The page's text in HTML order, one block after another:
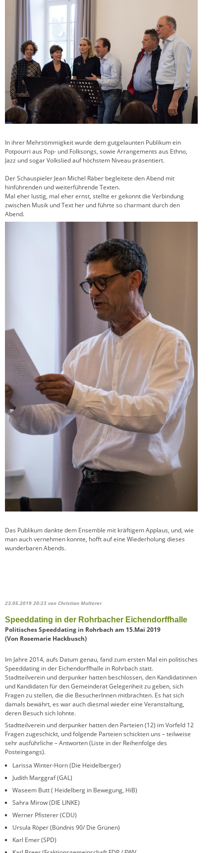
In ihrer Mehrstimmigkeit wurde dem gutgelaunten Publikum ein
Potpourri aus Pop- und Folksongs, sowie Arrangements aus Ethno,
Jazz und sogar Volkslied auf höchstem Niveau präsentiert.
Der Schauspieler Jean Michel Räber begleitete den Abend mit
hinführenden und weiterführende Texten.
Mal eher lustig, mal eher ernst, stellte er gekonnt die Verbindung
zwischen Musik und Text her und führte so charmant durch den
Abend.
Das Publikum dankte dem Ensemble mit kräftigem Applaus, und, wie
man auch vernehmen konnte, hofft auf eine Wiederholung dieses
wunderbaren Abends.
23.05.2019 20:23 von Christian Multerer
Speeddating in der Rohrbacher Eichendorffhalle
Politisches Speeddating in Rohrbach am 15.Mai 2019
(Von Rosemarie Hackbusch)
Im Jahre 2014, aufs Datum genau, fand zum ersten Mal ein politisches
Speeddating in der Eichendorffhalle in Rohrbach statt.
Stadtteilverein und derpunker hatten beschlossen, den Kandidatinnen
und Kandidaten für den Gemeinderat Gelegenheit zu geben, sich
Fragen zu stellen, die die BesucherInnen mitbrachten. Es hat sich
damals bewährt, es war auch diesmal wieder eine Veranstaltung,
deren Besuch sich lohnte.
Stadtteilverein und derpunker hatten den Parteien (12) im Vorfeld 12
Fragen zugeschickt, und folgende Parteien schickten uns – teilweise
sehr ausführliche – Antworten (Liste in der Reihenfolge des
Posteingangs).
Larissa Winter-Horn (Die Heidelberger)
Judith Marggraf (GAL)
Waseem Butt ( Heidelberg in Bewegung, HiB)
Sahra Mirow (DIE LINKE)
Werner Pfisterer (CDU)
Ursula Röper (Bündnis 90/ Die Grünen)
Karl Emer (SPD)